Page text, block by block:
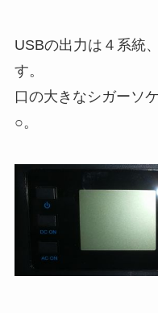
USBの出力は４系統
す。
口の大きなシガーソ
○。